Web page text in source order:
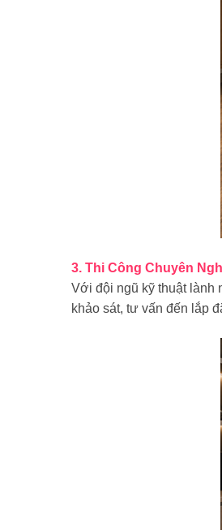
3. Thi Công Chuyên
Với đội ngũ kỹ thuật lành
khảo sát, tư vấn đến lắp